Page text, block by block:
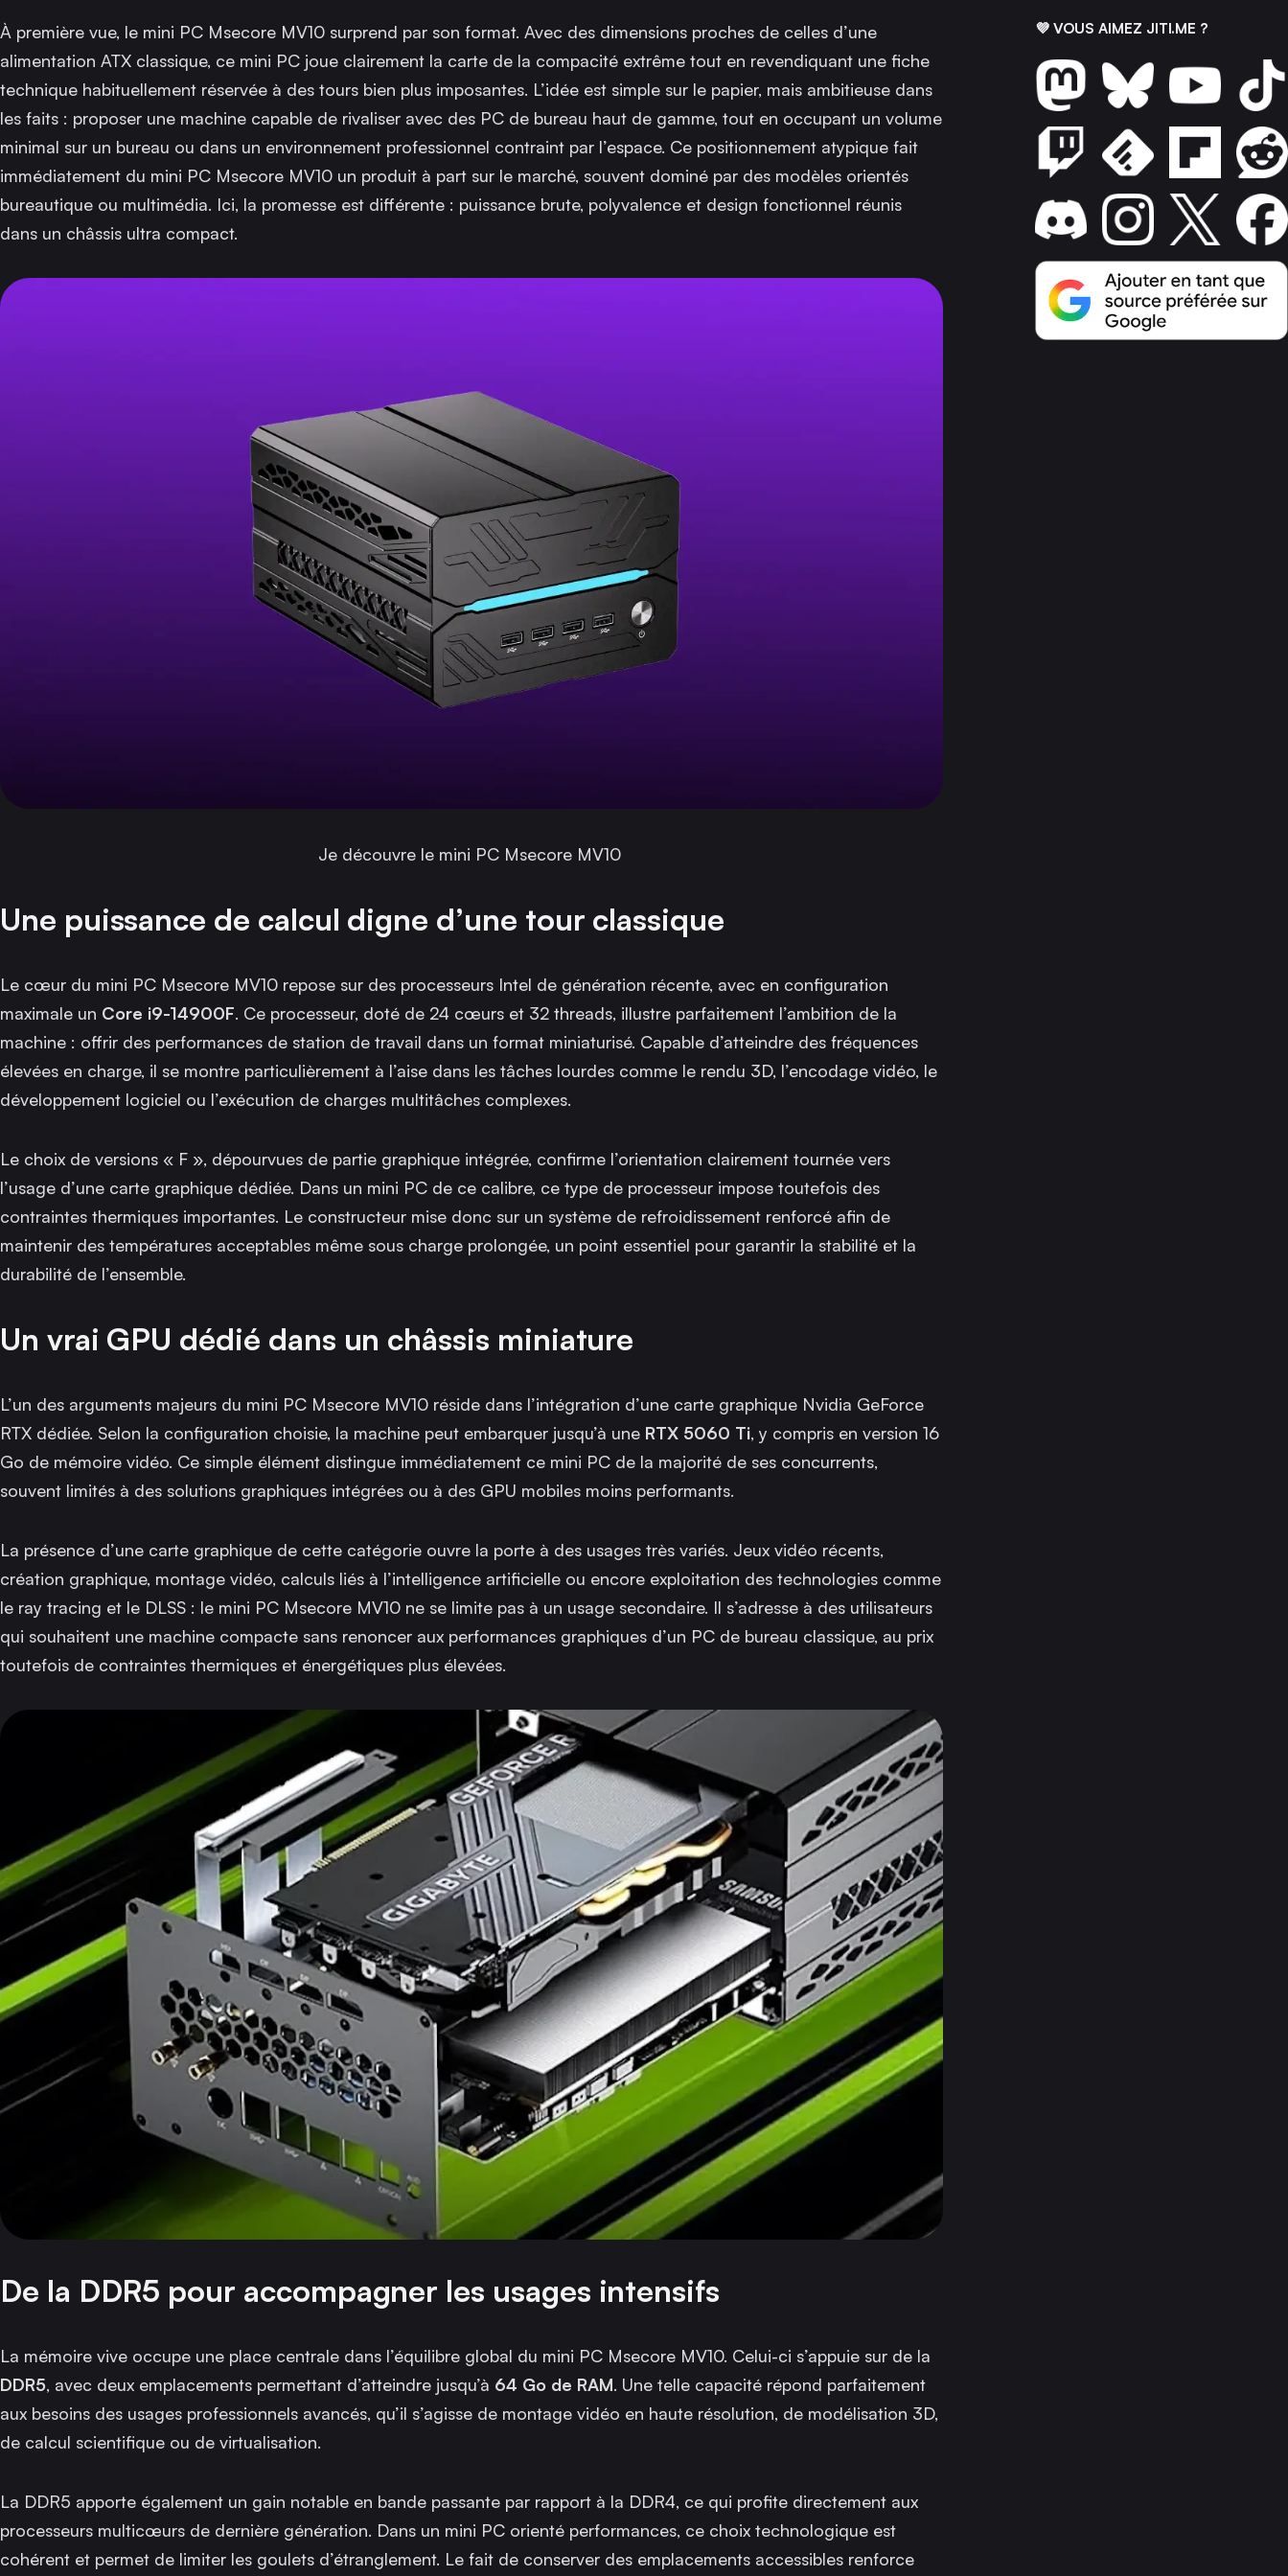
À première vue, le mini PC Msecore MV10 surprend par son format. Avec des dimensions proches de celles d’une
alimentation ATX classique, ce mini PC joue clairement la carte de la compacité extrême tout en revendiquant une fiche
technique habituellement réservée à des tours bien plus imposantes. L’idée est simple sur le papier, mais ambitieuse dans
les faits : proposer une machine capable de rivaliser avec des PC de bureau haut de gamme, tout en occupant un volume
minimal sur un bureau ou dans un environnement professionnel contraint par l’espace. Ce positionnement atypique fait
immédiatement du mini PC Msecore MV10 un produit à part sur le marché, souvent dominé par des modèles orientés
bureautique ou multimédia. Ici, la promesse est différente : puissance brute, polyvalence et design fonctionnel réunis
dans un châssis ultra compact.
Je découvre le mini PC Msecore MV10
Une puissance de calcul digne d’une tour classique
Le cœur du mini PC Msecore MV10 repose sur des processeurs Intel de génération récente, avec en configuration
maximale un Core i9-14900F. Ce processeur, doté de 24 cœurs et 32 threads, illustre parfaitement l’ambition de la
machine : offrir des performances de station de travail dans un format miniaturisé. Capable d’atteindre des fréquences
élevées en charge, il se montre particulièrement à l’aise dans les tâches lourdes comme le rendu 3D, l’encodage vidéo, le
développement logiciel ou l’exécution de charges multitâches complexes.
Le choix de versions « F », dépourvues de partie graphique intégrée, confirme l’orientation clairement tournée vers
l’usage d’une carte graphique dédiée. Dans un mini PC de ce calibre, ce type de processeur impose toutefois des
contraintes thermiques importantes. Le constructeur mise donc sur un système de refroidissement renforcé afin de
maintenir des températures acceptables même sous charge prolongée, un point essentiel pour garantir la stabilité et la
durabilité de l’ensemble.
Un vrai GPU dédié dans un châssis miniature
L’un des arguments majeurs du mini PC Msecore MV10 réside dans l’intégration d’une carte graphique Nvidia GeForce
RTX dédiée. Selon la configuration choisie, la machine peut embarquer jusqu’à une RTX 5060 Ti, y compris en version 16
Go de mémoire vidéo. Ce simple élément distingue immédiatement ce mini PC de la majorité de ses concurrents,
souvent limités à des solutions graphiques intégrées ou à des GPU mobiles moins performants.
La présence d’une carte graphique de cette catégorie ouvre la porte à des usages très variés. Jeux vidéo récents,
création graphique, montage vidéo, calculs liés à l’intelligence artificielle ou encore exploitation des technologies comme
le ray tracing et le DLSS : le mini PC Msecore MV10 ne se limite pas à un usage secondaire. Il s’adresse à des utilisateurs
qui souhaitent une machine compacte sans renoncer aux performances graphiques d’un PC de bureau classique, au prix
toutefois de contraintes thermiques et énergétiques plus élevées.
De la DDR5 pour accompagner les usages intensifs
La mémoire vive occupe une place centrale dans l’équilibre global du mini PC Msecore MV10. Celui-ci s’appuie sur de la
DDR5, avec deux emplacements permettant d’atteindre jusqu’à 64 Go de RAM. Une telle capacité répond parfaitement
aux besoins des usages professionnels avancés, qu’il s’agisse de montage vidéo en haute résolution, de modélisation 3D,
de calcul scientifique ou de virtualisation.
La DDR5 apporte également un gain notable en bande passante par rapport à la DDR4, ce qui profite directement aux
processeurs multicœurs de dernière génération. Dans un mini PC orienté performances, ce choix technologique est
cohérent et permet de limiter les goulets d’étranglement. Le fait de conserver des emplacements accessibles renforce
💜 VOUS AIMEZ JITI.ME ?